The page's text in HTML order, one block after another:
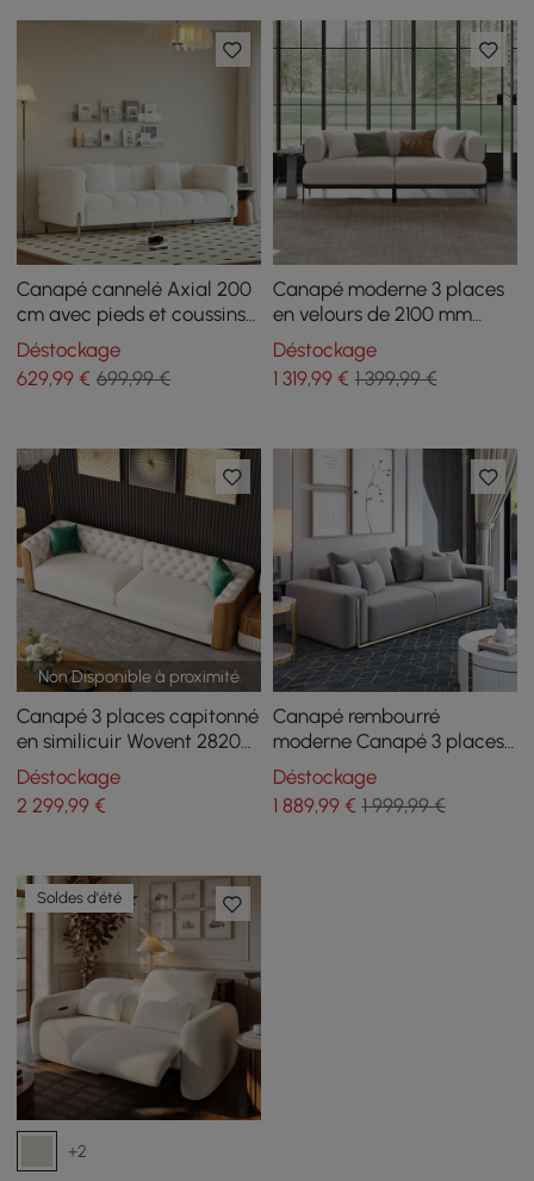
Canapé cannelé Axial 200
cm avec pieds et coussins
argentés
Déstockage
629,99 € 699,99 €
Canapé moderne 3 places
en velours de 2100 mm
avec pieds en métal
Déstockage
1 319,99€ 1 399,99 €
Non Disponible à proximité
Canapé 3 places capitonné
en similicuir Wovent 2820
mm
Déstockage
2 299,99 €
Canapé rembourré
moderne Canapé 3 places
en coton et lin
Déstockage
1 889,99€ 1 999,99 €
Soldes d'été
+2